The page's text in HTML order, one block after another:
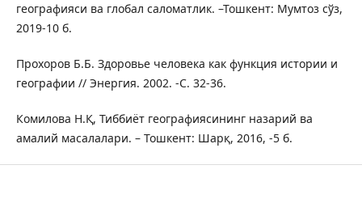
географияси ва глобал саломатлик. –Тошкент: Мумтоз сўз,
2019-10 б.
Прохоров Б.Б. Здоровье человека как функция истории и
географии // Энергия. 2002. -С. 32-36.
Комилова Н.Қ, Тиббиёт географиясининг назарий ва
амалий масалалари. – Тошкент: Шарқ, 2016, -5 б.